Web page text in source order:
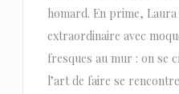
homard. En prime,
extraordinaire avec
fresques au mur : on se
l’art de faire se